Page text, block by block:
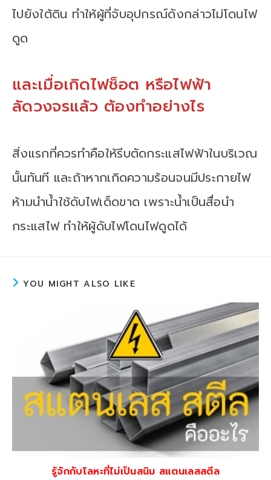
ไปยังใต้ดิน ทำให้ผู้ที่จับอุปกรณ์ดังกล่าวไม่โดนไฟ
ดูด
และเมื่อเกิดไฟช็อต หรือไฟฟ้า
ลัดวงจรแล้ว ต้องทำอย่างไร
สิ่งแรกที่ควรทำคือให้รีบตัดกระแสไฟฟ้าในบริเวณ
นั้นทันที และถ้าหากเกิดความร้อนจนมีประกายไฟ
ห้ามนำน้ำใช้ดับไฟเด็ดขาด เพราะน้ำเป็นสื่อนำ
กระแสไฟ ทำให้ผู้ดับไฟโดนไฟดูดได้
YOU MIGHT ALSO LIKE
รู้จักกับโลหะที่ไม่เป็นสนิม สแตนเลสสตีล